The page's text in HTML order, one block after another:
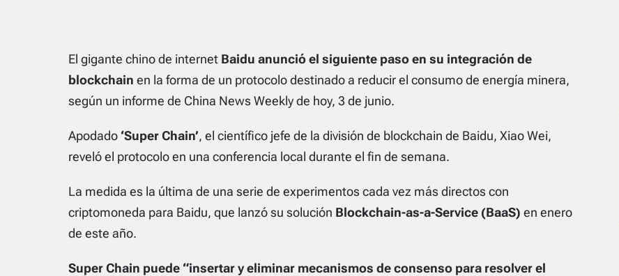
El gigante chino de internetBaidu anunció el siguiente paso en su integración de
blockchain en la forma de un protocolo destinado a reducir el consumo de energía minera,
según un informe de China News Weekly de hoy, 3 de junio.
Apodado‘Super Chain’, el científico jefe de la división de blockchain de Baidu, Xiao Wei,
reveló el protocolo en una conferencia local durante el fin de semana.
La medida es la última de una serie de experimentos cada vez más directos con
criptomoneda para Baidu, que lanzó su solución Blockchain-as-a-Service (BaaS) en enero
de este año.
Super Chain puede “insertar y eliminar mecanismos de consenso para resolver el